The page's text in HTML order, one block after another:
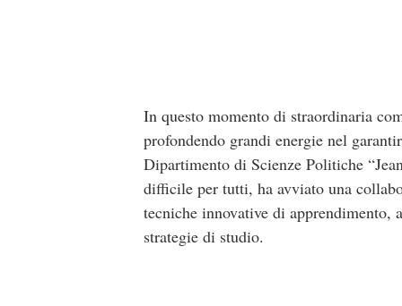
In questo momento di straordinaria
profondendo grandi energie nel
Dipartimento di Scienze Politiche “
difficile per tutti, ha avviato una
tecniche innovative di apprendimento,
strategie di studio.